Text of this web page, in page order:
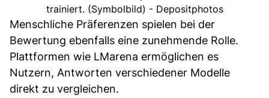
trainiert. (Symbolbild) - Depositphotos
Menschliche Präferenzen spielen bei der
Bewertung ebenfalls eine zunehmende Rolle.
Plattformen wie LMarena ermöglichen es
Nutzern, Antworten verschiedener Modelle
direkt zu vergleichen.